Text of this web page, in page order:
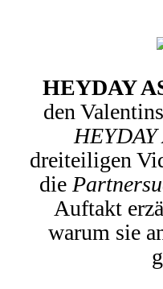
HEYDAY
den
HEYDAY
dreiteiligen
die
Auftakt
warum sie